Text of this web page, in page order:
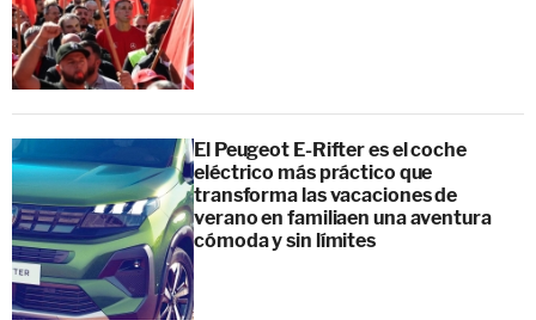
El Peugeot E-Rifter es el coche
eléctrico más práctico que
transforma las vacaciones de
verano en familiaen una aventura
cómoda y sin límites